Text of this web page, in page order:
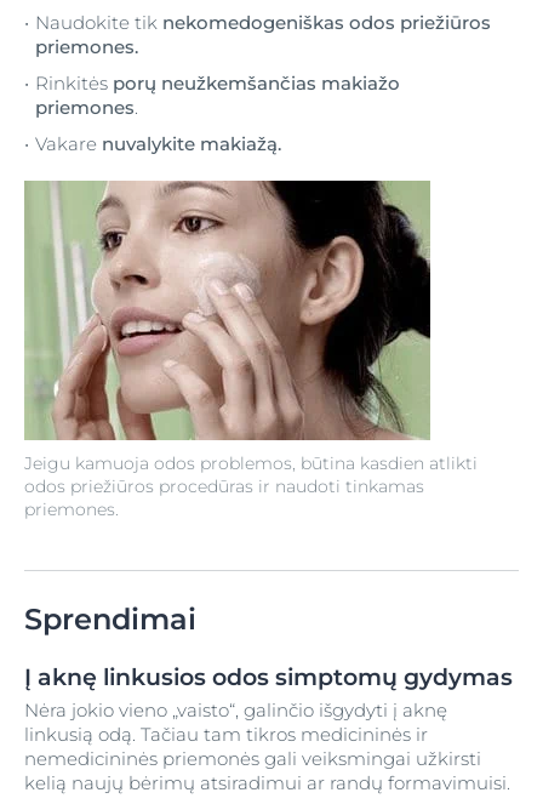
Jeigu kamuoja odos problemos, būtina kasdien atlikti
odos priežiūros procedūras ir naudoti tinkamas
priemones.
Naudokite tik nekomedogeniškas odos priežiūros
priemones.
Rinkitės porų neužkemšančias makiažo
priemones.
Vakare nuvalykite makiažą.
Sprendimai
Į aknę linkusios odos simptomų gydymas
Nėra jokio vieno „vaisto“, galinčio išgydyti į aknę
linkusią odą. Tačiau tam tikros medicininės ir
nemedicininės priemonės gali veiksmingai užkirsti
kelią naujų bėrimų atsiradimui ar randų formavimuisi.